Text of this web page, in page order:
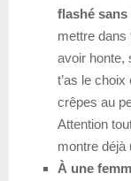
flashé sans
mettre dans
avoir honte,
t’as le
crêpes au
Attention
montre déjà
À une